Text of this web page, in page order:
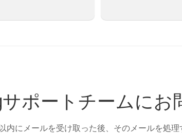
サポートチームにお
内にメールを受け取った後、そのメールを処